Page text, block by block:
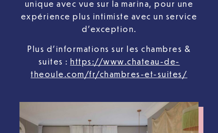
unique avec vue sur la marina, pour une
expérience plus intimiste avec un service
d’exception.
Plus d’informations sur les chambres &
suites : https://www.chateau-de-
theoule.com/fr/chambres-et-suites/